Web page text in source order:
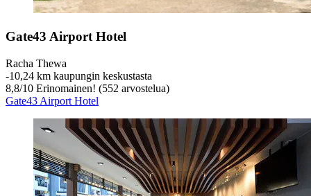
Gate43 Airport Hotel
Racha Thewa
‐10,24 km kaupungin keskustasta
8,8/10 Erinomainen! (552 arvostelua)
Gate43 Airport Hotel